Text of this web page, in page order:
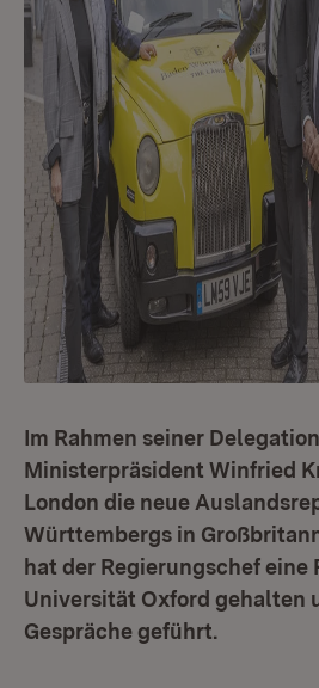
Im Rahmen seiner
Ministerpräsident Winfried
London die neue
Württembergs in
hat der Regierungschef eine
Universität Oxford gehalten
Gespräche geführt.